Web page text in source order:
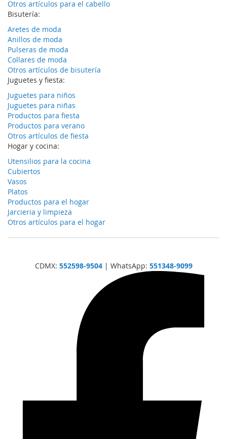
Otros artículos para el cabello
Bisutería:
Aretes de moda
Anillos de moda
Pulseras de moda
Collares de moda
Otros artículos de bisutería
Juguetes y fiesta:
Juguetes para niños
Juguetes para niñas
Productos para fiesta
Productos para verano
Otros artículos de fiesta
Hogar y cocina:
Utensilios para la cocina
Cubiertos
Vasos
Platos
Productos para el hogar
Jarcieria y limpieza
Otros artículos para el hogar
CDMX: 552598-9504| WhatsApp: 551348-9099